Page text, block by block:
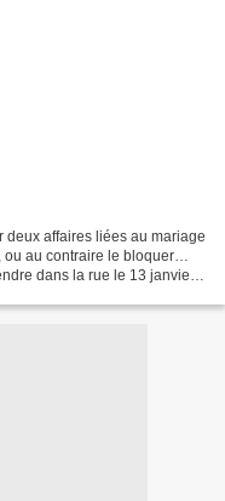
deux affaires liées au mariage
au contraire le bloquer…
dans la rue le 13 janvier